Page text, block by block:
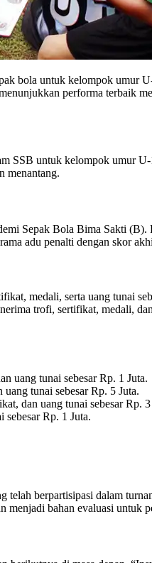
bola untuk kelompok umur
performa terbaik
untuk kelompok umur
menantang.
Sepak Bola Bima Sakti (B).
adu penalti dengan skor
medali, serta uang tunai
trofi, sertifikat, medali,
uang tunai sebesar Rp. 1 Juta.
tunai sebesar Rp. 5 Juta.
dan uang tunai sebesar Rp. 3
Rp. 1 Juta.
berpartisipasi dalam
bahan evaluasi untuk